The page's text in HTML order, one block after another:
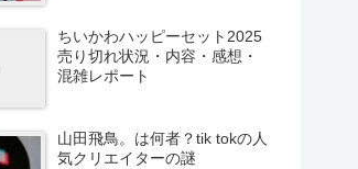
ちいかわハッピーセット2025
売り切れ状況・内容・感想・
混雑レポート
山田飛鳥。は何者？tik tokの人
気クリエイターの謎